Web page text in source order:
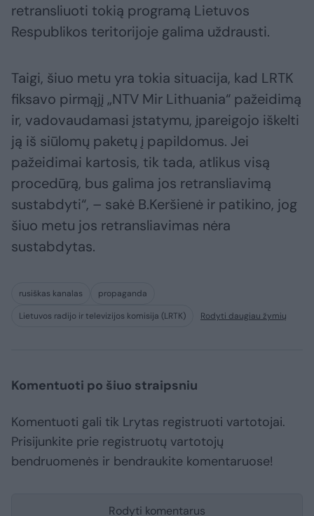
retransliuoti tokią programą Lietuvos
Respublikos teritorijoje galima uždrausti.
Taigi, šiuo metu yra tokia situacija, kad LRTK
fiksavo pirmąjį „NTV Mir Lithuania“ pažeidimą
ir, vadovaudamasi įstatymu, įpareigojo iškelti
ją iš siūlomų paketų į papildomus. Jei
pažeidimai kartosis, tik tada, atlikus visą
procedūrą, bus galima jos retransliavimą
sustabdyti“, – sakė B.Keršienė ir patikino, jog
šiuo metu jos retransliavimas nėra
sustabdytas.
rusiškas kanalas
propaganda
Lietuvos radijo ir televizijos komisija (LRTK)
Rodyti daugiau žymių
Komentuoti po šiuo straipsniu
Komentuoti gali tik Lrytas registruoti vartotojai.
Prisijunkite prie registruotų vartotojų
bendruomenės ir bendraukite komentaruose!
Rodyti komentarus